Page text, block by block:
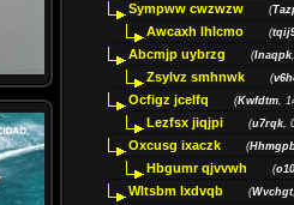
Sympww cwzwzw (
Awcaxh lhlcmo (
Abcmjp uybrzg (Inaqpk
Zsylvz smhnwk (
Ocfigz jcelfq (Kwfdtm,
Lezfsx jiqjpi (u7rqk,
Oxcusg ixaczk (
Hbgumr qjvvwh (
Wltsbm lxdvqb (Wvchgt